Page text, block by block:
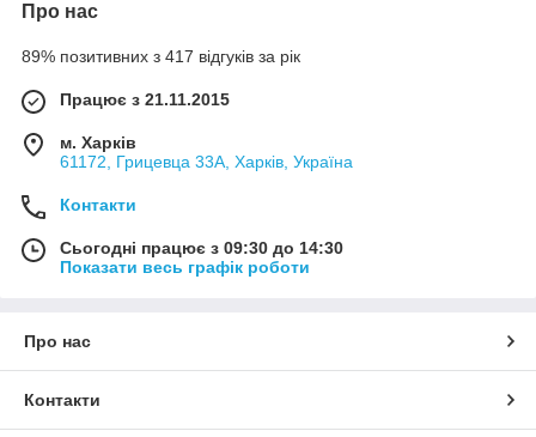
Про нас
89% позитивних з 417 відгуків за рік
Працює з 21.11.2015
м. Харків
61172, Грицевца 33А, Харків, Україна
Контакти
Сьогодні працює з 09:30 до 14:30
Показати весь графік роботи
Про нас
Контакти